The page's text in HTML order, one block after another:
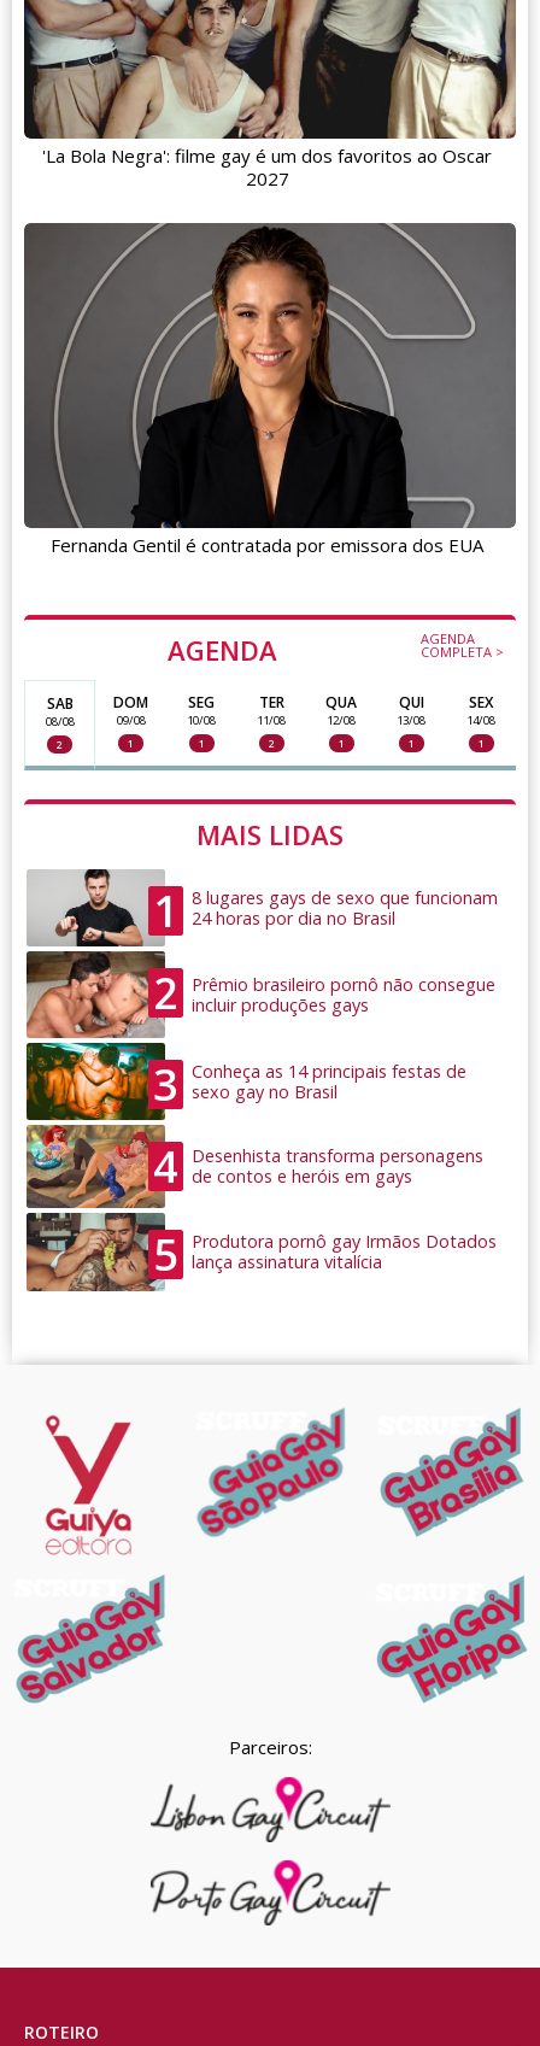
AGENDA AGENDA
COMPLETA >
SAB
08/08
2
DOM
09/08
1
SEG
10/08
1
TER
11/08
2
QUA
12/08
1
QUI
13/08
1
SEX
14/08
1
MAIS LIDAS
1
8 lugares gays de sexo que funcionam
24 horas por dia no Brasil
2
Prêmio brasileiro pornô não consegue
incluir produções gays
3
Conheça as 14 principais festas de
sexo gay no Brasil
4
Desenhista transforma personagens
de contos e heróis em gays
5
Produtora pornô gay Irmãos Dotados
lança assinatura vitalícia
'La Bola Negra': filme gay é um dos favoritos ao Oscar
2027
Fernanda Gentil é contratada por emissora dos EUA
Parceiros:
ROTEIRO